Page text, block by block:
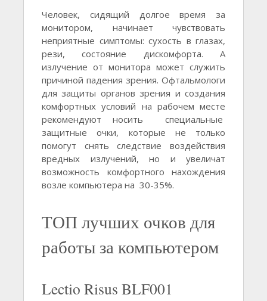
Человек, сидящий долгое время за
монитором, начинает чувствовать
неприятные симптомы: сухость в глазах,
рези, состояние дискомфорта. А
излучение от монитора может служить
причиной падения зрения. Офтальмологи
для защиты органов зрения и создания
комфортных условий на рабочем месте
рекомендуют носить специальные
защитные очки, которые не только
помогут снять следствие воздействия
вредных излучений, но и увеличат
возможность комфортного нахождения
возле компьютера на 30-35%.
ТОП лучших очков для
работы за компьютером
Lectio Risus BLF001